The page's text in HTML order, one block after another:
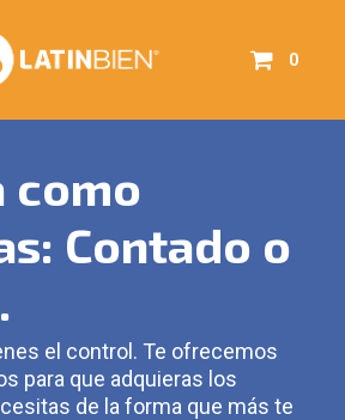
0
como
Contado o
el control. Te ofrecemos
para que adquieras los
de la forma que más te